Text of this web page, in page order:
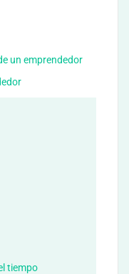
un emprendedor
tiempo